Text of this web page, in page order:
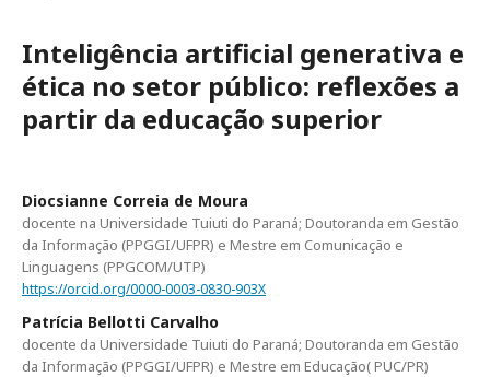
Inteligência artificial generativa e
ética no setor público: reflexões a
partir da educação superior
Diocsianne Correia de Moura
docente na Universidade Tuiuti do Paraná; Doutoranda em Gestão
da Informação (PPGGI/UFPR) e Mestre em Comunicação e
Linguagens (PPGCOM/UTP)
https://orcid.org/0000-0003-0830-903X
Patrícia Bellotti Carvalho
docente da Universidade Tuiuti do Paraná; Doutoranda em Gestão
da Informação (PPGGI/UFPR) e Mestre em Educação( PUC/PR)